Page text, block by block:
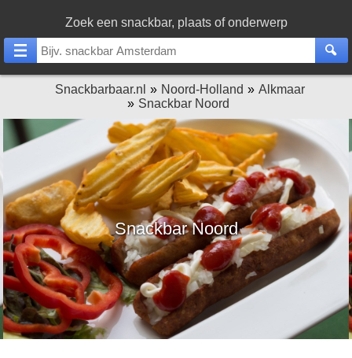
Zoek een snackbar, plaats of onderwerp
Snackbarbaar.nl Noord-Holland
Alkmaar
Snackbar Noord
Snackbar Noord